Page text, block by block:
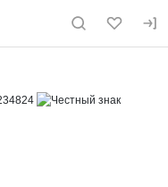
milknet.ru
компании